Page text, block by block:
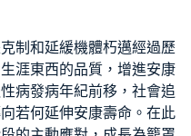
制和延緩機體朽邁經過歷
涯東西的品質，增進安康
病發病年紀前移，社會追
若何延伸安康壽命。在此